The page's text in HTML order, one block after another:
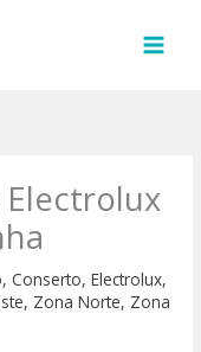
Electrolux
,Conserto,Electrolux,
, Zona Norte, Zona